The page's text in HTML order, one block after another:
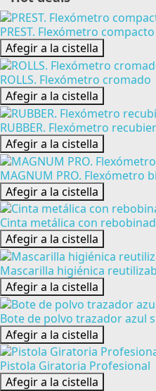
PREST. Flexómetro compacto
Afegir a la cistella
ROLLS. Flexómetro cromado
Afegir a la cistella
RUBBER. Flexómetro
Afegir a la cistella
MAGNUM PRO. Flexómetro
Afegir a la cistella
Cinta metálica con
Afegir a la cistella
Mascarilla higiénica
Afegir a la cistella
Bote de polvo trazador azul
Afegir a la cistella
Pistola Giratoria Profesional
Afegir a la cistella